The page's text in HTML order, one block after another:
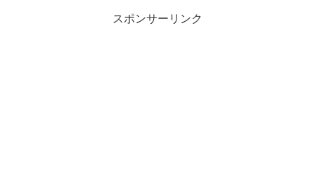
スポンサーリンク